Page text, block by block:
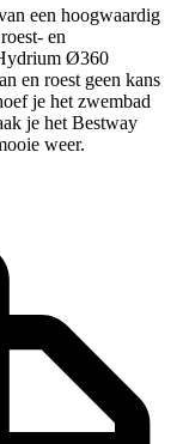
een hoogwaardig
en
Ø360
en roest geen kans
je het zwembad
je het Bestway
weer.